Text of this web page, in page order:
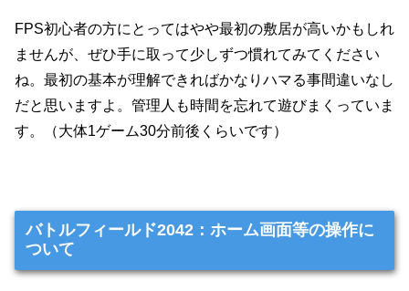
FPS初心者の方にとってはやや最初の敷居が高いかもしれ
ませんが、ぜひ手に取って少しずつ慣れてみてください
ね。最初の基本が理解できればかなりハマる事間違いなし
だと思いますよ。管理人も時間を忘れて遊びまくっていま
す。（大体1ゲーム30分前後くらいです）
バトルフィールド2042：ホーム画面等の操作に
ついて